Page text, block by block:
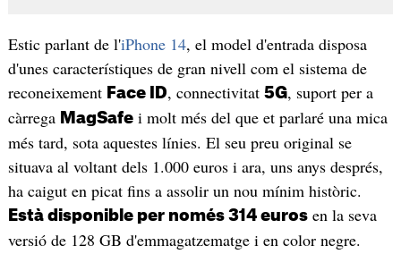
Estic parlant de l'iPhone 14, el model d'entrada disposa
d'unes característiques de gran nivell com el sistema de
reconeixement Face ID, connectivitat 5G, suport per a
càrrega MagSafei molt més del que et parlaré una mica
més tard, sota aquestes línies. El seu preu original se
situava al voltant dels 1.000 euros i ara, uns anys després,
ha caigut en picat fins a assolir un nou mínim històric.
Està disponible per només 314 eurosen la seva
versió de 128 GB d'emmagatzematge i en color negre.